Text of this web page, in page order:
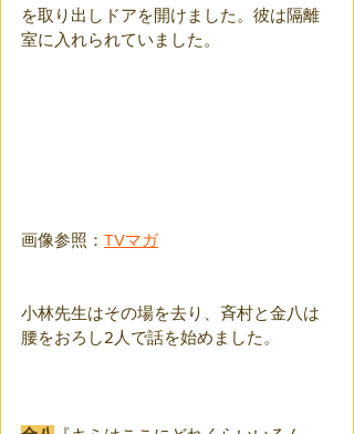
を取り出しドアを開けました。彼は隔離
室に入れられていました。
画像参照： TVマガ
小林先生はその場を去り、斉村と金八は
腰をおろし2人で話を始めました。